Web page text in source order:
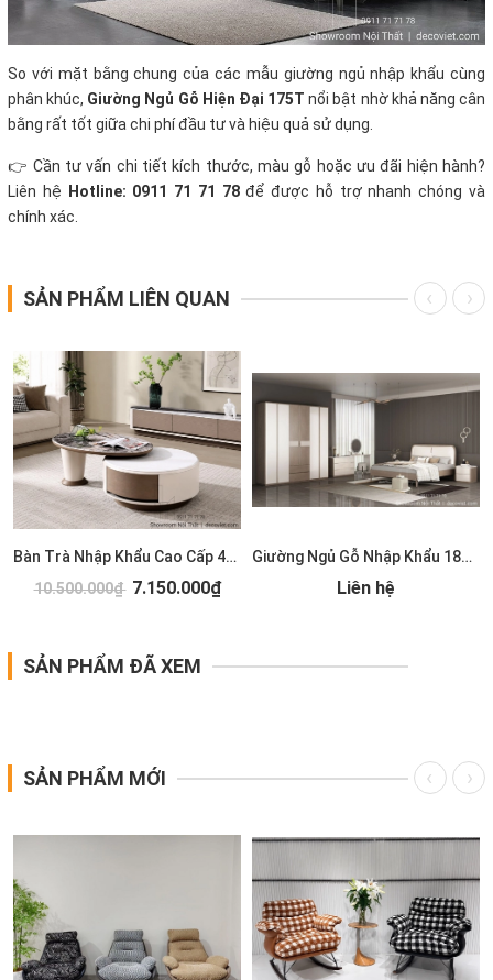
So với mặt bằng chung của các mẫu giường ngủ nhập khẩu cùng
phân khúc, Giường Ngủ Gỗ Hiện Đại 175T nổi bật nhờ khả năng cân
bằng rất tốt giữa chi phí đầu tư và hiệu quả sử dụng.
👉 Cần tư vấn chi tiết kích thước, màu gỗ hoặc ưu đãi hiện hành?
Liên hệ
Hotline: 0911 71 71 78để được hỗ trợ nhanh chóng và
chính xác.
SẢN PHẨM LIÊN QUAN
Bàn Trà Nhập Khẩu Cao Cấp 489S
10.500.000₫ 7.150.000₫
Giường Ngủ Gỗ Nhập Khẩu 185T
Liên hệ
SẢN PHẨM ĐÃ XEM
SẢN PHẨM MỚI